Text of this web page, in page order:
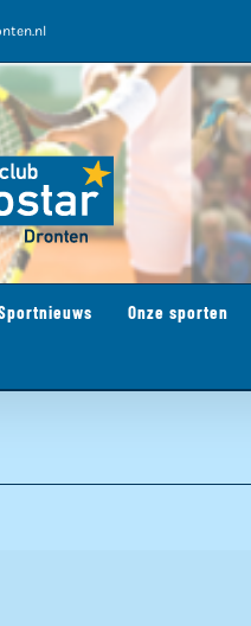
Onze sporten